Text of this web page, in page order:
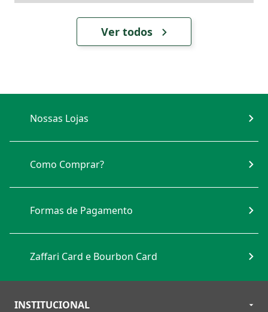
Ver todos
Nossas Lojas
Como Comprar?
Formas de Pagamento
Zaffari Card e Bourbon Card
INSTITUCIONAL